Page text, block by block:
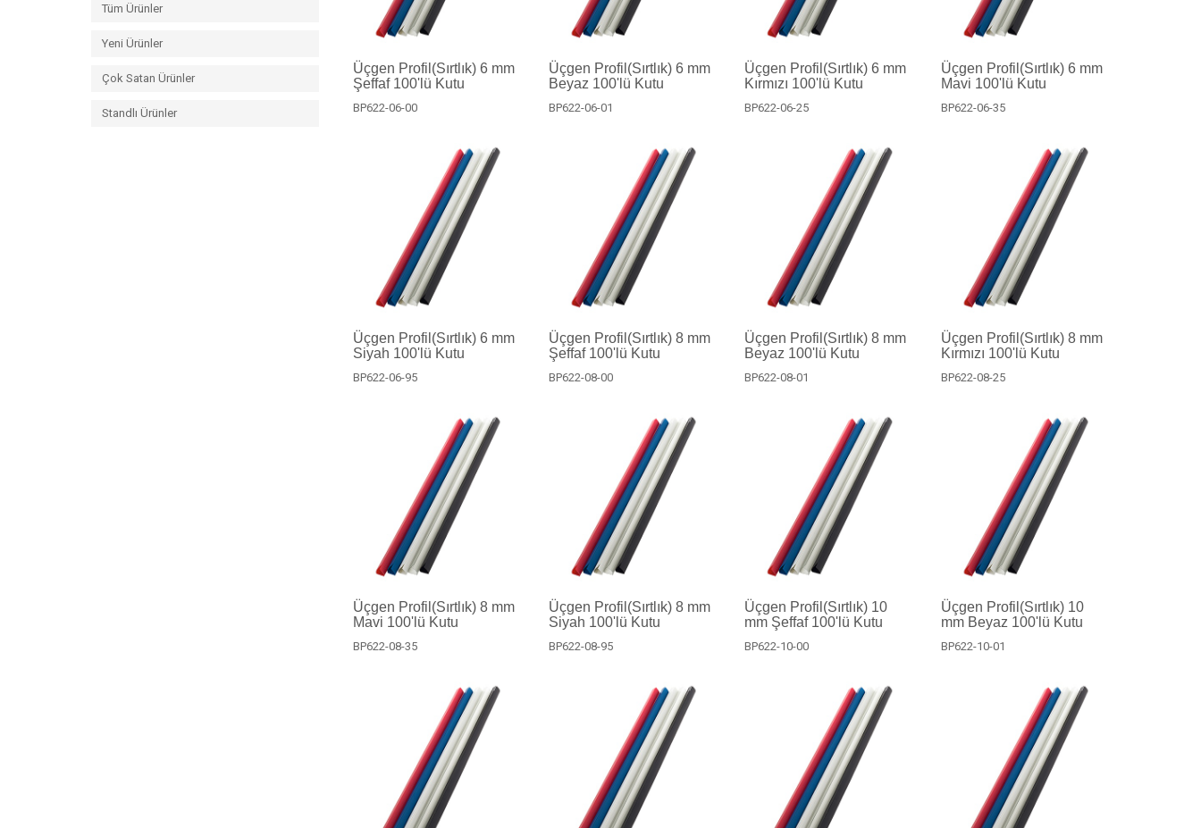
Tüm Ürünler
Yeni Ürünler
Çok Satan Ürünler
Standlı Ürünler
Üçgen Profil(Sırtlık) 6 mm
Şeffaf 100'lü Kutu
BP622-06-00
Üçgen Profil(Sırtlık) 6 mm
Beyaz 100'lü Kutu
BP622-06-01
Üçgen Profil(Sırtlık) 6 mm
Kırmızı 100'lü Kutu
BP622-06-25
Üçgen Profil(Sırtlık) 6 mm
Mavi 100'lü Kutu
BP622-06-35
Üçgen Profil(Sırtlık) 6 mm
Siyah 100'lü Kutu
BP622-06-95
Üçgen Profil(Sırtlık) 8 mm
Şeffaf 100'lü Kutu
BP622-08-00
Üçgen Profil(Sırtlık) 8 mm
Beyaz 100'lü Kutu
BP622-08-01
Üçgen Profil(Sırtlık) 8 mm
Kırmızı 100'lü Kutu
BP622-08-25
Üçgen Profil(Sırtlık) 8 mm
Mavi 100'lü Kutu
BP622-08-35
Üçgen Profil(Sırtlık) 8 mm
Siyah 100'lü Kutu
BP622-08-95
Üçgen Profil(Sırtlık) 10
mm Şeffaf 100'lü Kutu
BP622-10-00
Üçgen Profil(Sırtlık) 10
mm Beyaz 100'lü Kutu
BP622-10-01